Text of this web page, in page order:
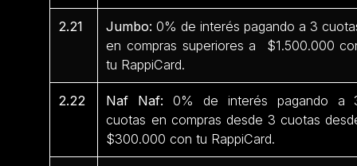
2.21 Jumbo: 0% de interés pagando a 3
en compras superiores a $1.500.000
tu RappiCard.
2.22 Naf Naf:0% de interés pagando a
cuotas en compras desde 3 cuotas
$300.000 con tu RappiCard.